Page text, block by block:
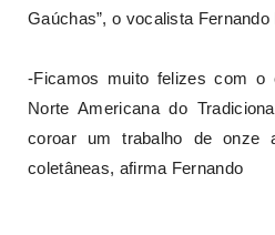
Gaúchas”, o vocalista
-Ficamos muito felizes com o
Norte Americana do
coroar um trabalho de onze
coletâneas, afirma Fernando